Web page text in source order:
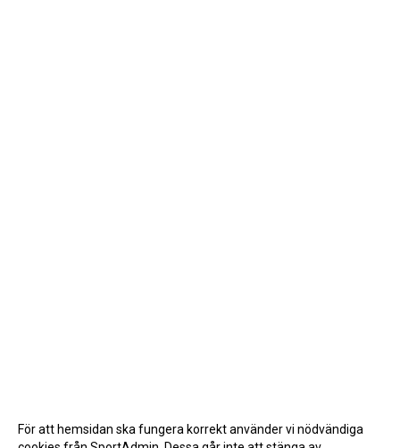
För att hemsidan ska fungera korrekt använder vi nödvändiga